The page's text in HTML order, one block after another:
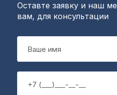
Оставте заявку и наш
вам, для консультации